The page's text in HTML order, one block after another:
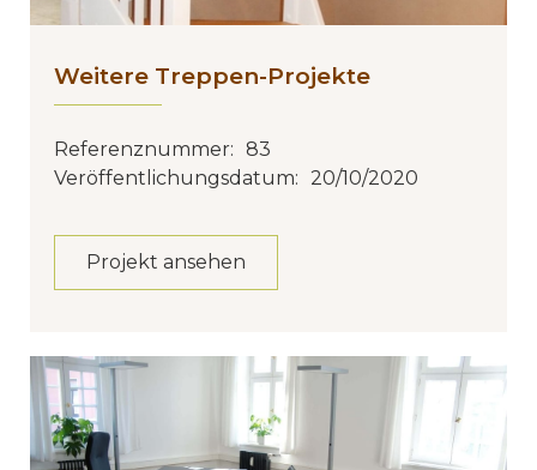
Weitere Treppen-Projekte
Referenznummer: 83
Veröffentlichungsdatum: 20/10/2020
Projekt ansehen